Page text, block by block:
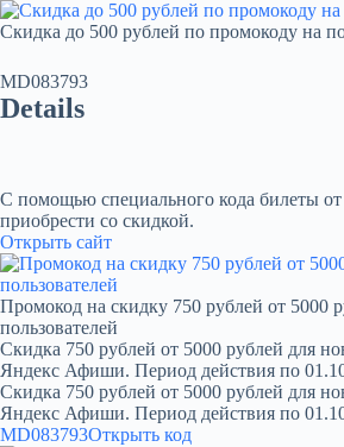
Скидка до 500 рублей по промокоду на
MD083793
Details
С помощью специального кода билеты
приобрести со скидкой.
Открыть сайт
Промокод на скидку 750 рублей от 5000
пользователей
Скидка 750 рублей от 5000 рублей для
Яндекс Афиши. Период действия по
Скидка 750 рублей от 5000 рублей для
Яндекс Афиши. Период действия по
MD083793Открыть код